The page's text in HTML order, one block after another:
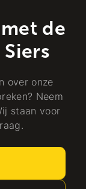
de
over onze
Neem
staan voor